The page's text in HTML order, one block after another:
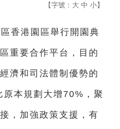
【字號： 大 中 小】
香港園區舉行開園典
重要合作平台，目的
濟和司法體制優勢的
本規劃大增70%，聚
，加強政策支援，有